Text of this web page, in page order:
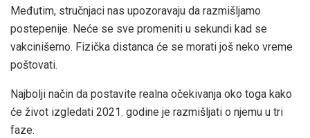
Međutim, stručnjaci nas upozoravaju da razmišljamo
postepenije. Neće se sve promeniti u sekundi kad se
vakcinišemo. Fizička distanca će se morati još neko vreme
poštovati.
Najbolji način da postavite realna očekivanja oko toga kako
će život izgledati 2021. godine je razmišljati o njemu u tri
faze.